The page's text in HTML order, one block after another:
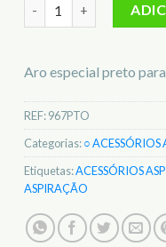
Aro especial preto
REF:967PTO
Categorias:○ ACESSÓRIOS
Etiquetas:ACESSÓRIOS
ASPIRAÇÃO